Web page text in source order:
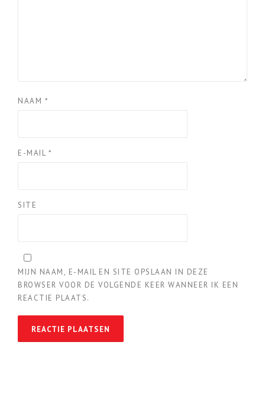
NAAM *
E-MAIL *
SITE
MIJN NAAM, E-MAIL EN SITE OPSLAAN IN DEZE
BROWSER VOOR DE VOLGENDE KEER WANNEER IK EEN
REACTIE PLAATS.